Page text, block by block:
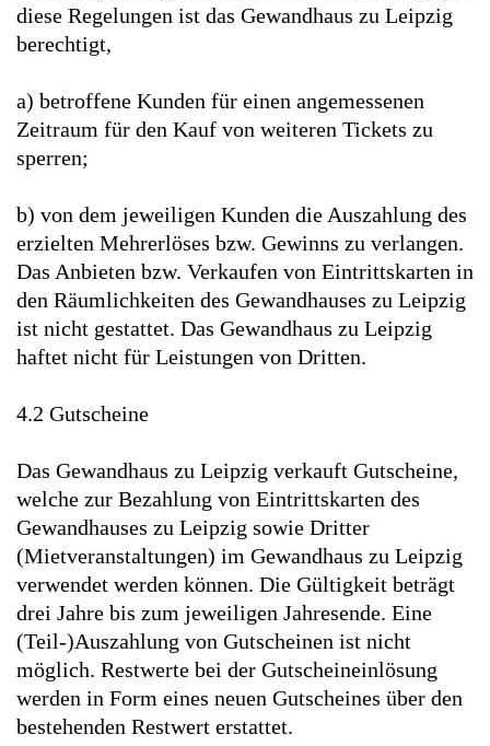
diese Regelungen ist das Gewandhaus zu Leipzig
berechtigt,
a) betroffene Kunden für einen angemessenen
Zeitraum für den Kauf von weiteren Tickets zu
sperren;
b) von dem jeweiligen Kunden die Auszahlung des
erzielten Mehrerlöses bzw. Gewinns zu verlangen.
Das Anbieten bzw. Verkaufen von Eintrittskarten in
den Räumlichkeiten des Gewandhauses zu Leipzig
ist nicht gestattet. Das Gewandhaus zu Leipzig
haftet nicht für Leistungen von Dritten.
4.2 Gutscheine
Das Gewandhaus zu Leipzig verkauft Gutscheine,
welche zur Bezahlung von Eintrittskarten des
Gewandhauses zu Leipzig sowie Dritter
(Mietveranstaltungen) im Gewandhaus zu Leipzig
verwendet werden können. Die Gültigkeit beträgt
drei Jahre bis zum jeweiligen Jahresende. Eine
(Teil-)Auszahlung von Gutscheinen ist nicht
möglich. Restwerte bei der Gutscheineinlösung
werden in Form eines neuen Gutscheines über den
bestehenden Restwert erstattet.